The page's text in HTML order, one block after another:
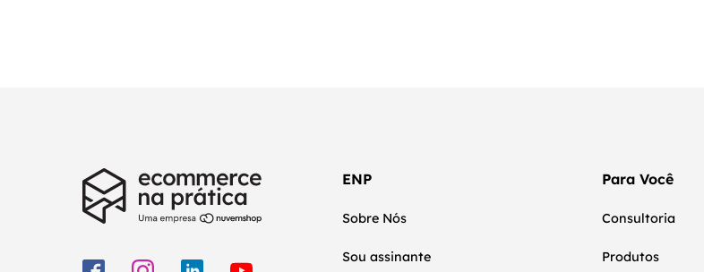
ENP
Sobre Nós
Sou assinante
Para Você
Consultoria
Produtos